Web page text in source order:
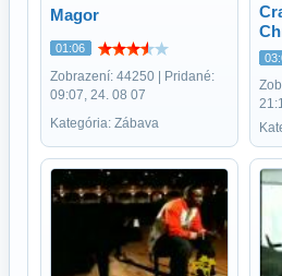
Magor
01:06
Zobrazení: 44250 | Pridané:
09:07, 24. 08 07
Kategória: Zábava